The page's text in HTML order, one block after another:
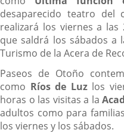
desaparecido teatro
realizará los viernes a las
que saldrá los sábados a
Turismo de la Acera de
Paseos de Otoño
como Ríos de Luzlos
horas o las visitas a la
adultos como para
los viernes y los sábados.